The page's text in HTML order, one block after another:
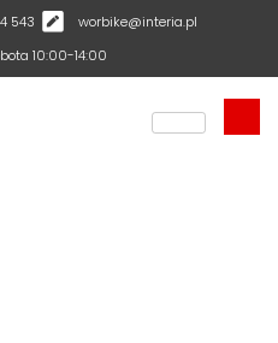
543
worbike@interia.pl
10:00-14:00